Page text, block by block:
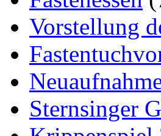
Vorstellung
Sternsinger